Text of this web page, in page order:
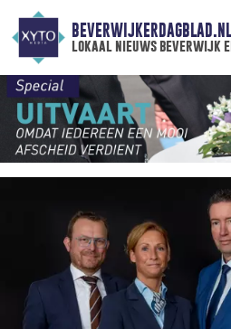
BEVERWIJKERDAGBLAD.NL
lokaal nieuws beverwijk